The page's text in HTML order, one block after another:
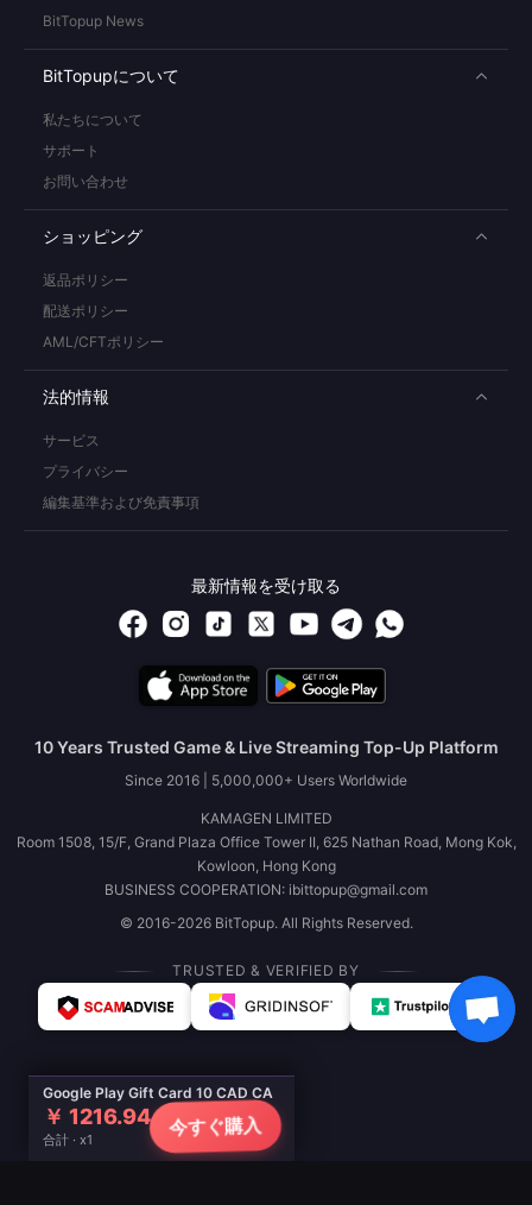
Google Play Gift Card 10 CAD CA
￥ 1216.94
合計 · x1
今すぐ購入
BitTopup News
BitTopupについて
私たちについて
サポート
お問い合わせ
ショッピング
返品ポリシー
配送ポリシー
AML/CFTポリシー
法的情報
サービス
プライバシー
編集基準および免責事項
最新情報を受け取る
10 Years Trusted Game & Live Streaming Top-Up Platform
Since 2016 | 5,000,000+ Users Worldwide
KAMAGEN LIMITED
Room 1508, 15/F, Grand Plaza Office Tower II, 625 Nathan Road, Mong Kok,
Kowloon, Hong Kong
BUSINESS COOPERATION: ibittopup@gmail.com
© 2016-2026 BitTopup. All Rights Reserved.
TRUSTED & VERIFIED BY